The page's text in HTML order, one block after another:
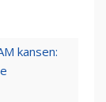
kansen: